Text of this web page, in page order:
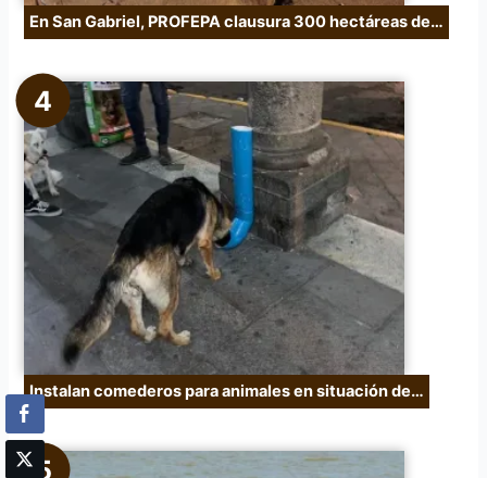
En San Gabriel, PROFEPA clausura 300 hectáreas de…
Instalan comederos para animales en situación de…